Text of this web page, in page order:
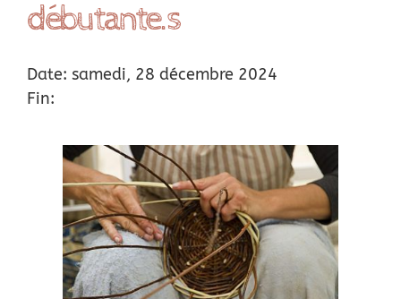
Location
Actus
Remerciements
Contact
débutante.s
Date: samedi, 28 décembre 2024
Fin: